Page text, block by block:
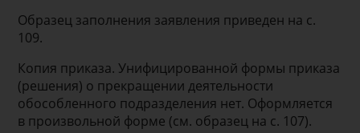
Образец заполнения заявления приведен на с.
109.
Копия приказа. Унифицированной формы приказа
(решения) о прекращении деятельности
обособленного подразделения нет. Оформляется
в произвольной форме (см. образец на с. 107).